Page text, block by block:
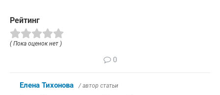
Рейтинг
( Пока оценок нет )
0
Елена Тихонова / автор статьи